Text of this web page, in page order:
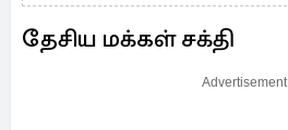
தேசிய மக்கள் சக்தி
Advertisement